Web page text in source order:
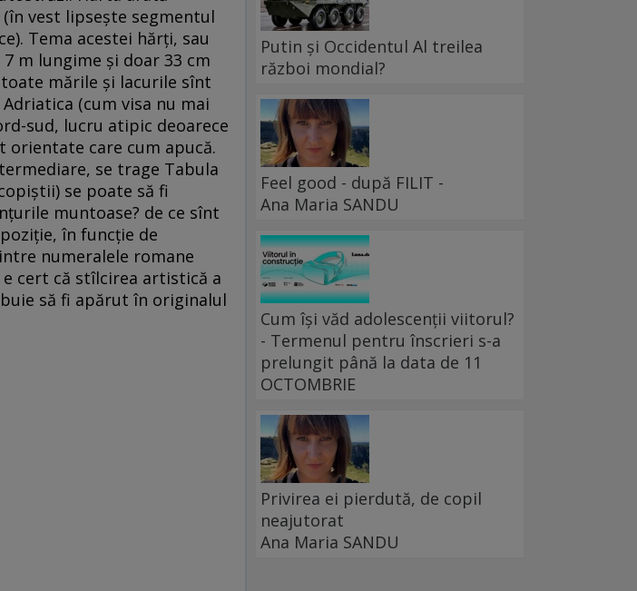
vest lipsește segmentul
Tema acestei hărți, sau
m lungime și doar 33 cm
mările și lacurile sînt
(cum visa nu mai
sud, lucru atipic deoarece
orientate care cum apucă.
se trage Tabula
se poate să fi
muntoase? de ce sînt
în funcție de
numeralele romane
e cert că stîlcirea artistică a
să fi apărut în originalul
Putin și Occidentul Al treilea
război mondial?
Feel good - după FILIT -
Ana Maria SANDU
Cum își văd adolescenții viitorul?
- Termenul pentru înscrieri s-a
prelungit până la data de 11
OCTOMBRIE
Privirea ei pierdută, de copil
neajutorat
Ana Maria SANDU